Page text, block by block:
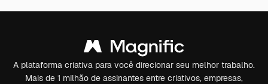
A plataforma criativa para você direcionar seu melhor trabalho.
Mais de 1 milhão de assinantes entre criativos, empresas,